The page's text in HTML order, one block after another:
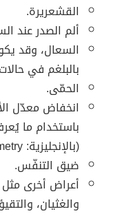
القشعريرة.
ألم الصدر عند
السعال، وقد
بالبلغم في
الحمّى.
انخفاض معدّل
باستخدام ما
(بالإنجليزية: Pulse oximetry)‏.
ضيق التنفّس.
أعراض أخرى مثل
والغثيان،